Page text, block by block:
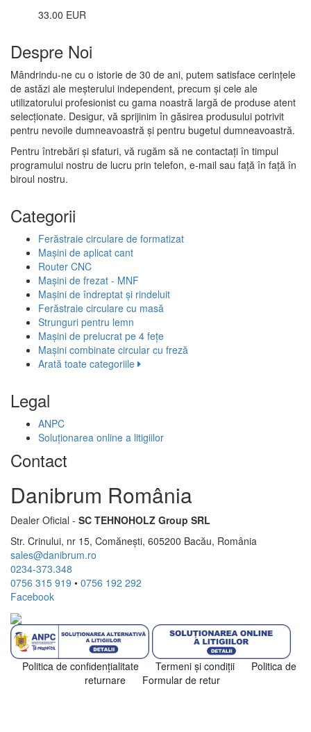
33.00 EUR
Despre Noi
Mândrindu-ne cu o istorie de 30 de ani, putem satisface cerințele
de astăzi ale meșterului independent, precum și cele ale
utilizatorului profesionist cu gama noastră largă de produse atent
selecționate. Desigur, vă sprijinim în găsirea produsului potrivit
pentru nevoile dumneavoastră și pentru bugetul dumneavoastră.
Pentru întrebări și sfaturi, vă rugăm să ne contactați în timpul
programului nostru de lucru prin telefon, e-mail sau față în față în
biroul nostru.
Categorii
Ferăstraie circulare de formatizat
Mașini de aplicat cant
Router CNC
Mașini de frezat - MNF
Mașini de îndreptat și rindeluit
Ferăstraie circulare cu masă
Strunguri pentru lemn
Mașini de prelucrat pe 4 fețe
Mașini combinate circular cu freză
Arată toate categoriile
Legal
ANPC
Soluționarea online a litigiilor
Contact
Danibrum România
Dealer Oficial - SC TEHNOHOLZ Group SRL
Str. Crinului, nr 15, Comănești, 605200 Bacău, România
sales@danibrum.ro
0234-373.348
0756 315 919 • 0756 192 292
Facebook
Politica de confidenţialitate Termeni şi condiţii
Politica de
returnare
Formular de retur